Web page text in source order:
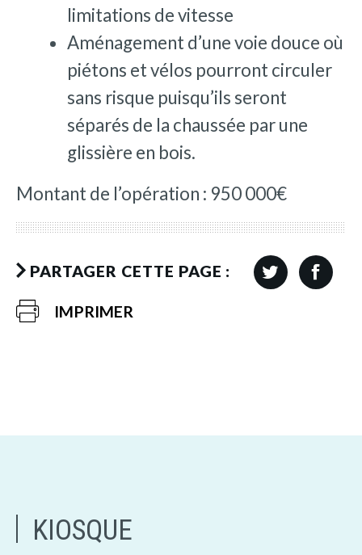
limitations de vitesse
Aménagement d’une voie douce où
piétons et vélos pourront circuler
sans risque puisqu’ils seront
séparés de la chaussée par une
glissière en bois.
Montant de l’opération : 950 000€
PARTAGER CETTE PAGE :
IMPRIMER
KIOSQUE